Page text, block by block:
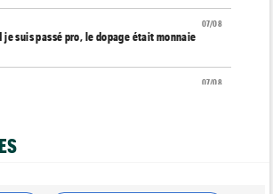
07/08
je suis passé pro, le dopage était monnaie
07/08
fait passer pro trois jeunes de sa formation